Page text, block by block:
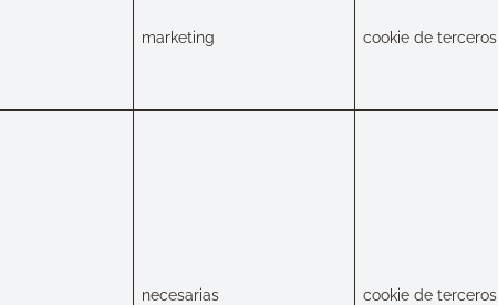
marketing cookie de terceros
necesarias cookie de terceros